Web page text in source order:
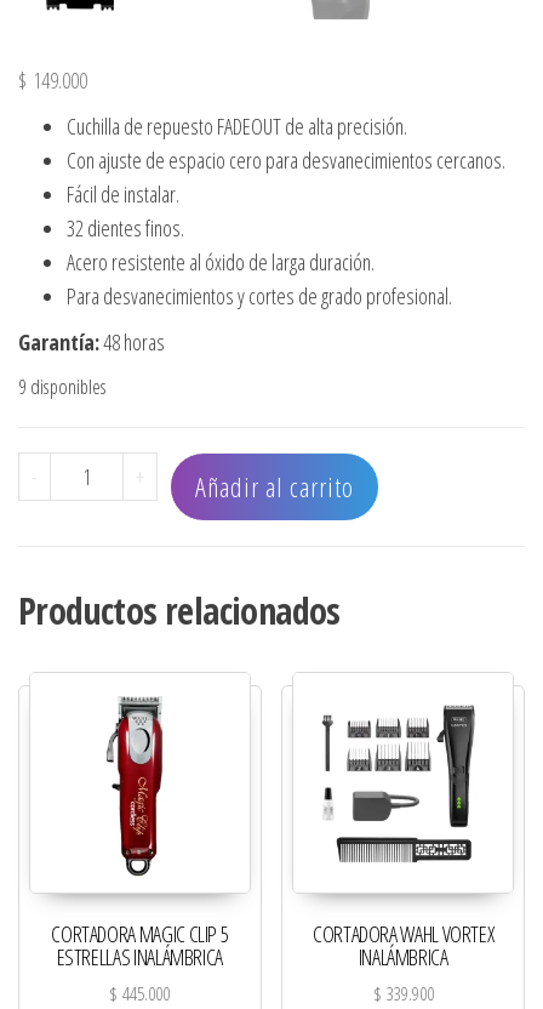
$ 149.000
Cuchilla de repuesto FADEOUT de alta precisión.
Con ajuste de espacio cero para desvanecimientos cercanos.
Fácil de instalar.
32 dientes finos.
Acero resistente al óxido de larga duración.
Para desvanecimientos y cortes de grado profesional.
Garantía:48 horas
9 disponibles
- CUCHILLA CORTADORA VAPOR cantidad
+ Añadir al carrito
Productos relacionados
CORTADORA MAGIC CLIP 5
ESTRELLAS INALÁMBRICA
$ 445.000
CORTADORA WAHL VORTEX
INALÁMBRICA
$ 339.900